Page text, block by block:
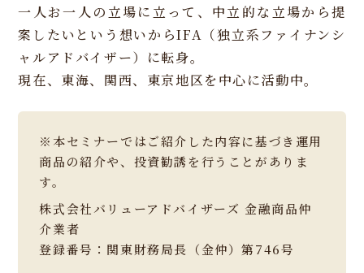
一人お一人の立場に立って、中立的な立場から提
案したいという想いからIFA（独立系ファイナンシ
ャルアドバイザー）に転身。
現在、東海、関西、東京地区を中心に活動中。
※本セミナーではご紹介した内容に基づき運用
商品の紹介や、投資勧誘を行うことがありま
す。
株式会社バリューアドバイザーズ 金融商品仲
介業者
登録番号：関東財務局長（金仲）第746号